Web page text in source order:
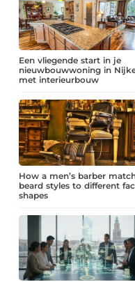
Een vliegende start in je
nieuwbouwwoning in
met interieurbouw
How a men’s barber
beard styles to different
shapes